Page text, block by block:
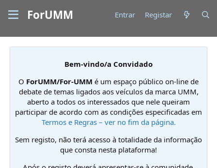
ForUMM Entrar Registar
Bem-vindo/a Convidado
O ForUMM/For-UMM é um espaço público on-line de
debate de temas ligados aos veículos da marca UMM,
aberto a todos os interessados que nele queiram
participar de acordo com as condições especificadas em
Termos e Regras – ver no fim da página.
Sem registo, não terá acesso à totalidade da informação
que consta nesta plataforma!